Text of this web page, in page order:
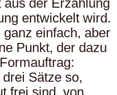
der Erzählung
entwickelt wird.
einfach, aber
Punkt, der dazu
Sätze so,